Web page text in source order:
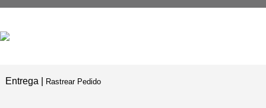
Entrega | Rastrear Pedido